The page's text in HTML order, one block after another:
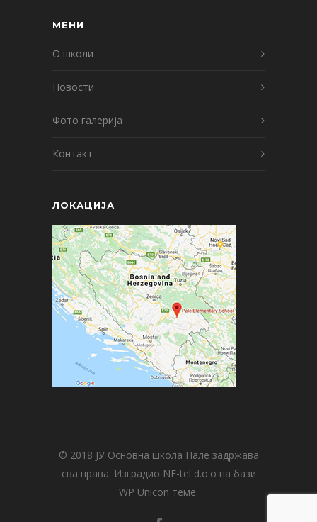
МЕНИ
О школи
Новости
Фото галерија
Контакт
ЛОКАЦИЈА
© 2018 ЈУ Основна школа Пале задржава
сва права. Изградио NF-tel d.o.o на бази
WP Unicon теме.